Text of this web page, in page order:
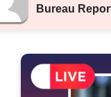
Bureau